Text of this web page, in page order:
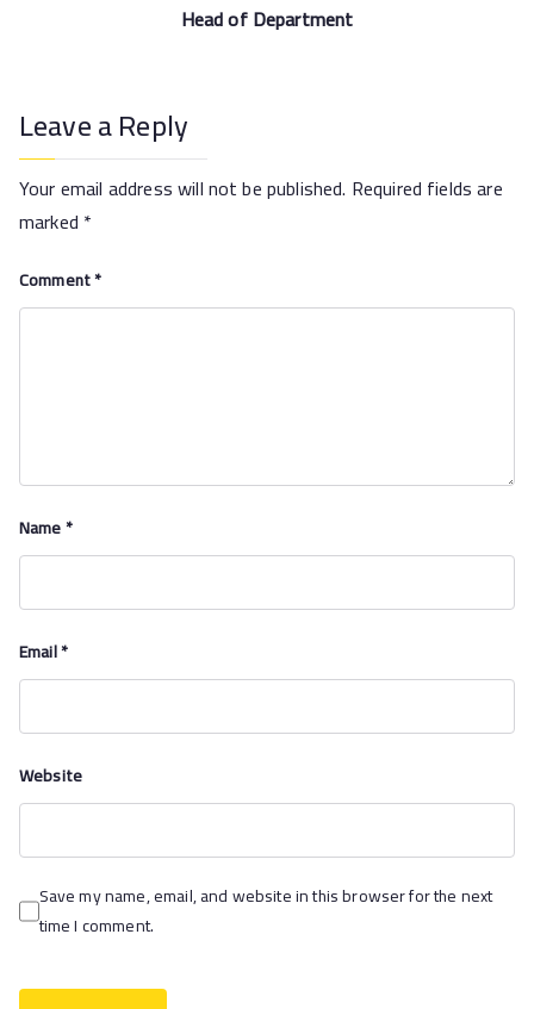
Head of Department
Leave a Reply
Your email address will not be published. Required fields are
marked *
Comment*
Name*
Email*
Website
Save my name, email, and website in this browser for the next
time I comment.